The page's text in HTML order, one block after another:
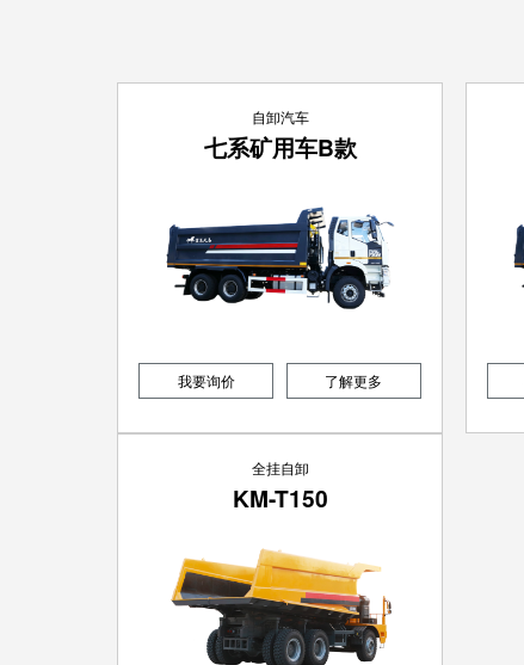
自卸汽车
七系矿用车B款
我要询价 了解更多
全挂自卸
KM-T150